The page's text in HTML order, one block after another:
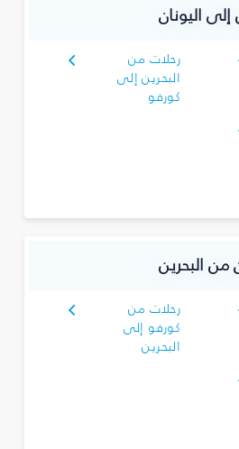
اليونان
رحلات من
البحرين إلى
كورفو
من البحرين
رحلات من
كورفو إلى
البحرين